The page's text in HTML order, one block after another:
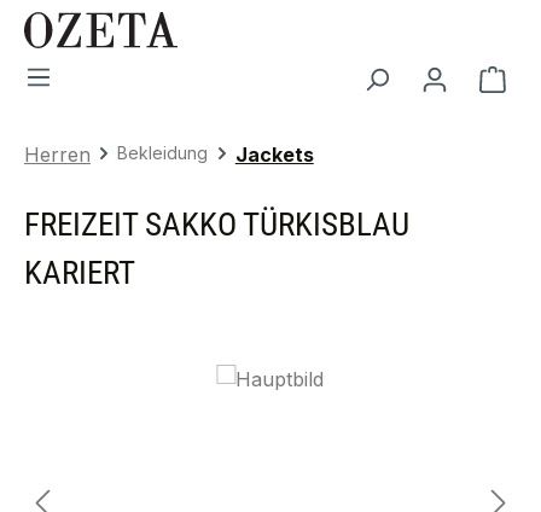
Zum Hauptinhalt springen
Herren Bekleidung Jackets
FREIZEIT SAKKO TÜRKISBLAU
KARIERT
Bildergalerie überspringen